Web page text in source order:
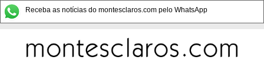
Receba as notícias do montesclaros.com pelo WhatsApp